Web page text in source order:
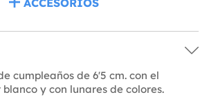
cumpleaños de 6'5 cm. con el
y con lunares de colores.